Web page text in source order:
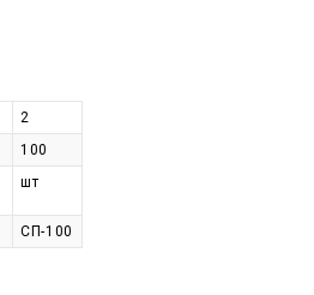
2
100
шт
СП-100